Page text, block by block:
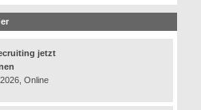
jetzt
Online